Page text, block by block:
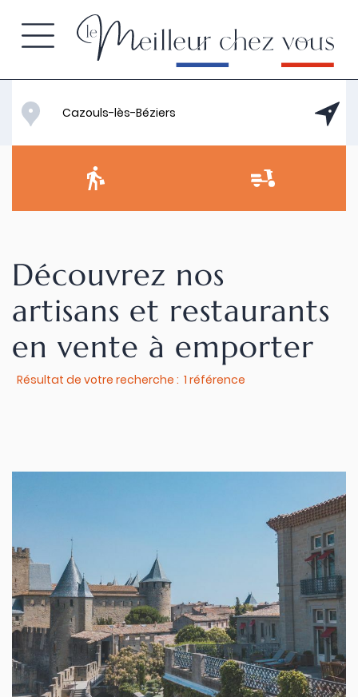
Découvrez nos
artisans et restaurants
en vente à emporter
Résultat de votre recherche : 1 référence